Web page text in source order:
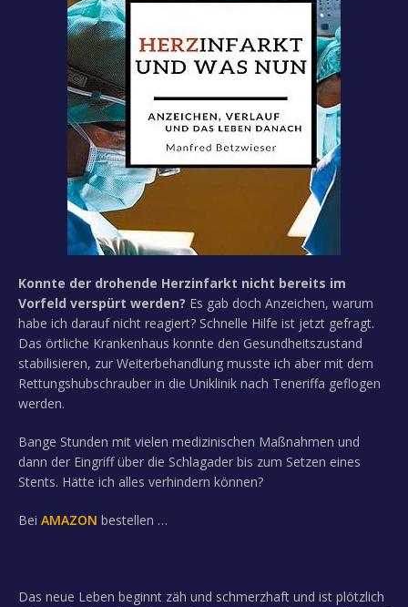
Konnte der drohende Herzinfarkt nicht bereits im
Vorfeld verspürt werden? Es gab doch Anzeichen, warum
habe ich darauf nicht reagiert? Schnelle Hilfe ist jetzt gefragt.
Das örtliche Krankenhaus konnte den Gesundheitszustand
stabilisieren, zur Weiterbehandlung musste ich aber mit dem
Rettungshubschrauber in die Uniklinik nach Teneriffa geflogen
werden.
Bange Stunden mit vielen medizinischen Maßnahmen und
dann der Eingriff über die Schlagader bis zum Setzen eines
Stents. Hätte ich alles verhindern können?
Bei AMAZON bestellen …
Das neue Leben beginnt zäh und schmerzhaft und ist plötzlich